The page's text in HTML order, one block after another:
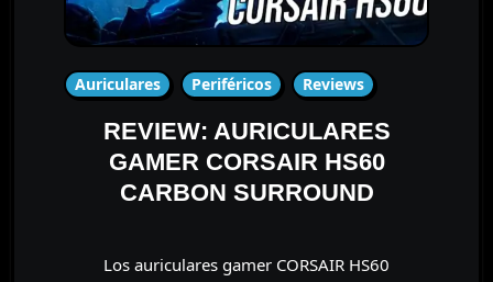
Auriculares Periféricos Reviews
REVIEW: AURICULARES
GAMER CORSAIR HS60
CARBON SURROUND
Los auriculares gamer CORSAIR HS60